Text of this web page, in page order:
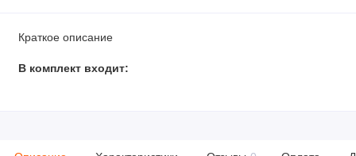
Краткое описание
В комплект входит: